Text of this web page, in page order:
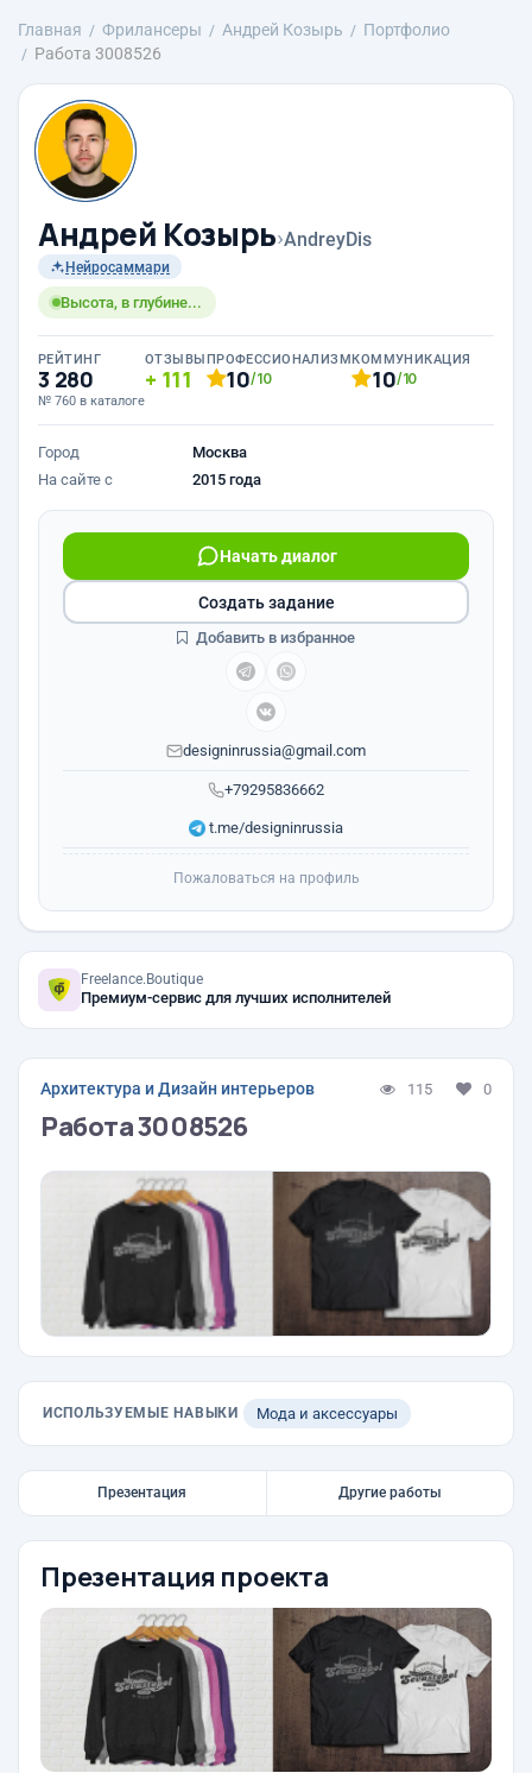
Главная Фрилансеры Андрей Козырь
Портфолио
Работа 3008526
Андрей Козырь›AndreyDis
Нейросаммари
Высота, в глубине...
РЕЙТИНГ
3 280
№ 760 в каталоге
ОТЗЫВЫ
111
ПРОФЕССИОНАЛИЗМ
10/10
КОММУНИКАЦИЯ
10/10
Город
Москва
На сайте с
2015 года
+79295836662
Начать диалог
designinrussia@gmail.com
t.me/designinrussia
Создать задание
Добавить в избранное
Пожаловаться на профиль
Freelance.Boutique
Премиум-сервис для лучших исполнителей
Архитектура и Дизайн интерьеров 115 0
Работа 3008526
ИСПОЛЬЗУЕМЫЕ НАВЫКИ Мода и аксессуары
Презентация Другие работы
Презентация проекта